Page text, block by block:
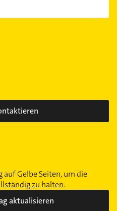
Gelbe Seiten, um die
zu halten.
aktualisieren